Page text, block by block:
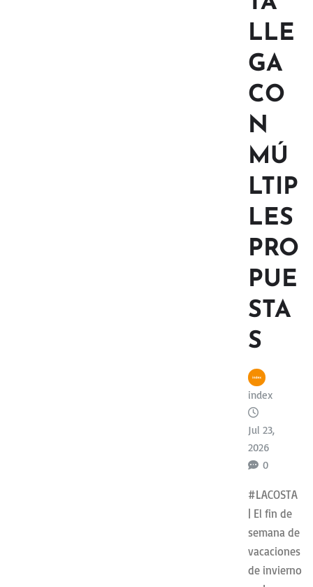
LLE
GA
CO
N
MÚ
LTIP
LES
PRO
PUE
STA
S
index
Jul 23,
2026
0
#LACOSTA
| El fin de
semana de
vacaciones
de invierno